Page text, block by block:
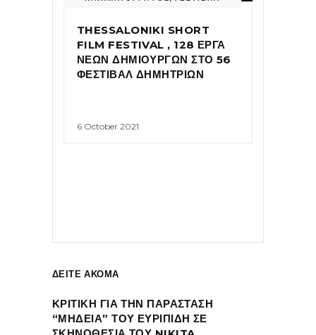
THESSALONIKI SHORT
FILM FESTIVAL , 128 ΕΡΓΑ
ΝΕΩΝ ΔΗΜΙΟΥΡΓΩΝ ΣΤΟ 56
ΦΕΣΤΙΒΑΛ ΔΗΜΗΤΡΙΩΝ
6 October 2021
ΔΕΙΤΕ ΑΚΟΜΑ
ΚΡΙΤΙΚΗ ΓΙΑ ΤΗΝ ΠΑΡΑΣΤΑΣΗ
“ΜΗΔΕΙΑ” ΤΟΥ ΕΥΡΙΠΙΔΗ ΣΕ